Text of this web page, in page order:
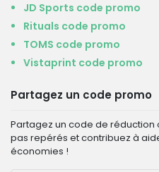
JD Sports code promo
Rituals code promo
TOMS code promo
Vistaprint code promo
Partagez un code promo
Partagez un code de réduction
pas repérés et contribuez à
économies !